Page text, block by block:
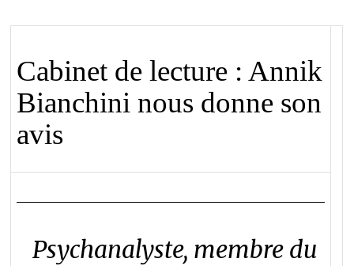
Cabinet de lecture : Annik
Bianchini nous donne son
avis
Psychanalyste, membre du